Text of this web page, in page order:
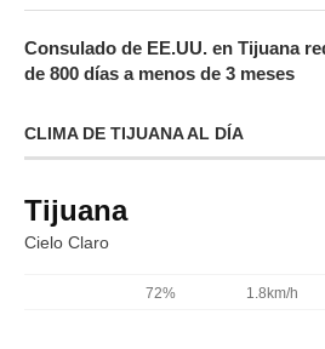
Consulado de EE.UU. en Tijuana
de 800 días a menos de 3 meses
CLIMA DE TIJUANA AL DÍA
Tijuana
Cielo Claro
72% 1.8km/h